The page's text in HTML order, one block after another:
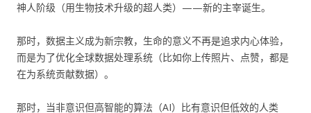
神人阶级（用生物技术升级的超人类）——新的主宰诞生。
那时，数据主义成为新宗教，生命的意义不再是追求内心体验，
而是为了优化全球数据处理系统（比如你上传照片、点赞，都是
在为系统贡献数据）。
那时，当非意识但高智能的算法（AI）比有意识但低效的人类